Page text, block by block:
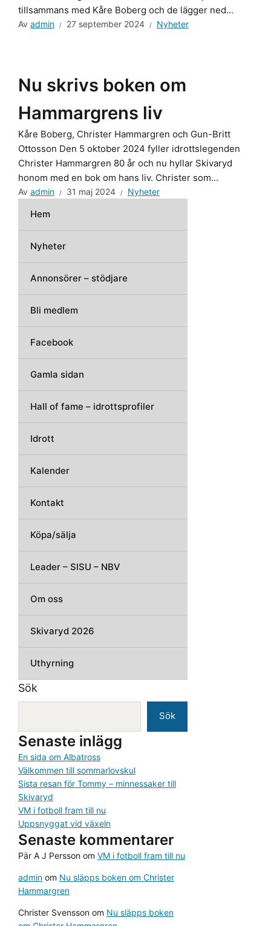
tillsammans med Kåre Boberg och de lägger ned...
Av admin 27 september 2024 Nyheter
Nu skrivs boken om
Hammargrens liv
Kåre Boberg, Christer Hammargren och Gun-Britt
Ottosson Den 5 oktober 2024 fyller idrottslegenden
Christer Hammargren 80 år och nu hyllar Skivaryd
honom med en bok om hans liv. Christer som...
Av admin 31 maj 2024 Nyheter
Hem
Nyheter
Annonsörer – stödjare
Bli medlem
Facebook
Gamla sidan
Hall of fame – idrottsprofiler
Idrott
Kalender
Kontakt
Köpa/sälja
Leader – SISU – NBV
Om oss
Skivaryd 2026
Uthyrning
Sök
Sök
Senaste inlägg
En sida om Albatross
Välkommen till sommarlovskul
Sista resan för Tommy – minnessaker till
Skivaryd
VM i fotboll fram till nu
Uppsnyggat vid växeln
Senaste kommentarer
Pär A J Persson om VM i fotboll fram till nu
admin om Nu släpps boken om Christer
Hammargren
Christer Svensson om Nu släpps boken